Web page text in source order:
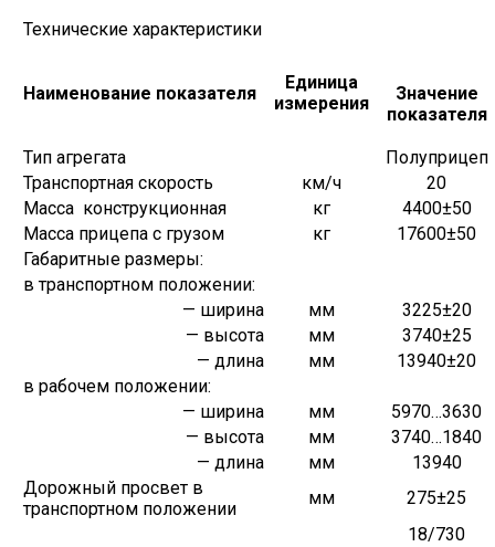
Технические характеристики
Наименование показателя
Единица
измерения
Значение
показателя
Тип агрегата
Полуприцеп
Транспортная скорость
км/ч
20
Масса конструкционная
кг
4400±50
Масса прицепа с грузом
кг
17600±50
Габаритные размеры:
в транспортном положении:
— ширина
мм
3225±20
— высота
мм
3740±25
— длина
мм
13940±20
в рабочем положении:
— ширина
мм
5970…3630
— высота
мм
3740…1840
— длина
мм
13940
Дорожный просвет в
транспортном положении
мм 275±25
18/730